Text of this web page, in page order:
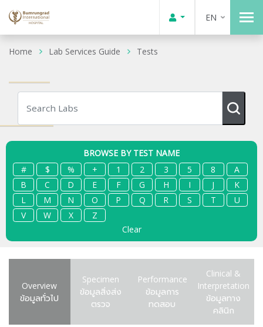
EN
Home Lab Services Guide Tests
BROWSE BY TEST NAME
#
$ % + 1 2 3 5 8
A
B
C D E F G H I J
K
L
M N O P Q R S T
U
V
W X
Z
Clear
Overview
ข้อมูลทั่วไป
Specimen
ข้อมูลสิ่งส่ง
ตรวจ
Performance
ข้อมูลการ
ทดสอบ
Clinical &
Interpretation
ข้อมูลทาง
คลินิก